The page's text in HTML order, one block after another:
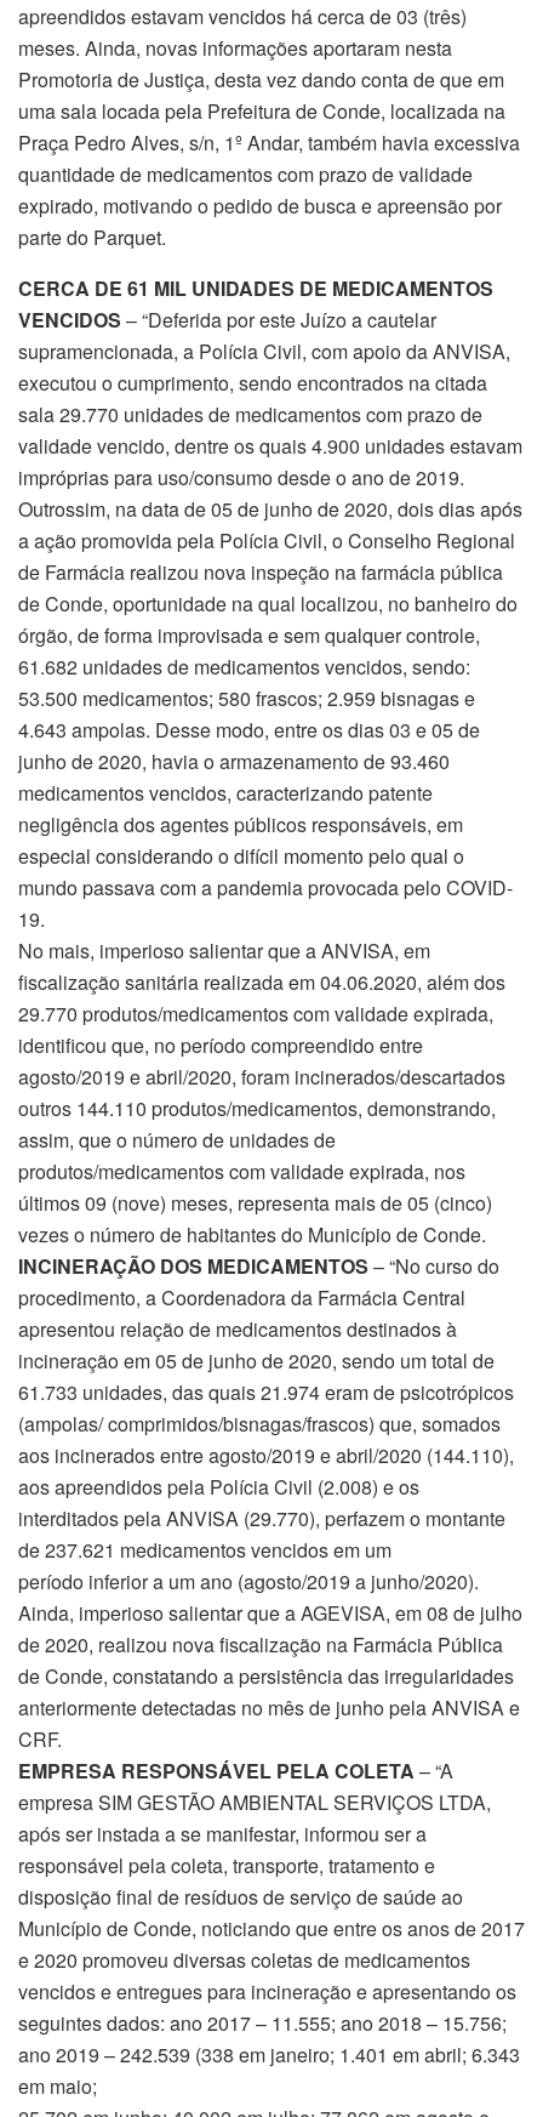
apreendidos estavam vencidos há cerca de 03 (três)
meses. Ainda, novas informações aportaram nesta
Promotoria de Justiça, desta vez dando conta de que em
uma sala locada pela Prefeitura de Conde, localizada na
Praça Pedro Alves, s/n, 1º Andar, também havia excessiva
quantidade de medicamentos com prazo de validade
expirado, motivando o pedido de busca e apreensão por
parte do Parquet.
CERCA DE 61 MIL UNIDADES DE MEDICAMENTOS
VENCIDOS – “Deferida por este Juízo a cautelar
supramencionada, a Polícia Civil, com apoio da ANVISA,
executou o cumprimento, sendo encontrados na citada
sala 29.770 unidades de medicamentos com prazo de
validade vencido, dentre os quais 4.900 unidades estavam
impróprias para uso/consumo desde o ano de 2019.
Outrossim, na data de 05 de junho de 2020, dois dias após
a ação promovida pela Polícia Civil, o Conselho Regional
de Farmácia realizou nova inspeção na farmácia pública
de Conde, oportunidade na qual localizou, no banheiro do
órgão, de forma improvisada e sem qualquer controle,
61.682 unidades de medicamentos vencidos, sendo:
53.500 medicamentos; 580 frascos; 2.959 bisnagas e
4.643 ampolas. Desse modo, entre os dias 03 e 05 de
junho de 2020, havia o armazenamento de 93.460
medicamentos vencidos, caracterizando patente
negligência dos agentes públicos responsáveis, em
especial considerando o difícil momento pelo qual o
mundo passava com a pandemia provocada pelo COVID-
19.
No mais, imperioso salientar que a ANVISA, em
fiscalização sanitária realizada em 04.06.2020, além dos
29.770 produtos/medicamentos com validade expirada,
identificou que, no período compreendido entre
agosto/2019 e abril/2020, foram incinerados/descartados
outros 144.110 produtos/medicamentos, demonstrando,
assim, que o número de unidades de
produtos/medicamentos com validade expirada, nos
últimos 09 (nove) meses, representa mais de 05 (cinco)
vezes o número de habitantes do Município de Conde.
INCINERAÇÃO DOS MEDICAMENTOS – “No curso do
procedimento, a Coordenadora da Farmácia Central
apresentou relação de medicamentos destinados à
incineração em 05 de junho de 2020, sendo um total de
61.733 unidades, das quais 21.974 eram de psicotrópicos
(ampolas/ comprimidos/bisnagas/frascos) que, somados
aos incinerados entre agosto/2019 e abril/2020 (144.110),
aos apreendidos pela Polícia Civil (2.008) e os
interditados pela ANVISA (29.770), perfazem o montante
de 237.621 medicamentos vencidos em um
período inferior a um ano (agosto/2019 a junho/2020).
Ainda, imperioso salientar que a AGEVISA, em 08 de julho
de 2020, realizou nova fiscalização na Farmácia Pública
de Conde, constatando a persistência das irregularidades
anteriormente detectadas no mês de junho pela ANVISA e
CRF.
EMPRESA RESPONSÁVEL PELA COLETA – “A
empresa SIM GESTÃO AMBIENTAL SERVIÇOS LTDA,
após ser instada a se manifestar, informou ser a
responsável pela coleta, transporte, tratamento e
disposição final de resíduos de serviço de saúde ao
Município de Conde, noticiando que entre os anos de 2017
e 2020 promoveu diversas coletas de medicamentos
vencidos e entregues para incineração e apresentando os
seguintes dados: ano 2017 – 11.555; ano 2018 – 15.756;
ano 2019 – 242.539 (338 em janeiro; 1.401 em abril; 6.343
em maio;